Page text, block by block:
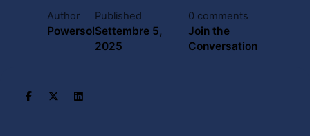
Author
Powersol
Published
Settembre 5,
2025
0 comments
Join the
Conversation